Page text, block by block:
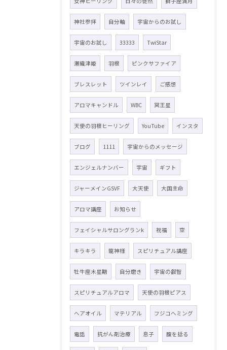
神社参拝 自分軸 宇宙からのお試し
宇宙のお試し 33333 TwiStar
瀬織津姫 羽根 ピンクサファイア
ブレスレット ツインレイ ご感想
アロマキャンドル WBC 冥王星
天使の羽根ヒーリング YouTube インスタ
ブログ 1111 宇宙からのメッセージ
エンジェルナンバー 宇宙 ギフト
ジャーメインGSVF 大天使 大国主命
アロマ講座 お知らせ
フェイシャルサロングランk 祝福 空
キラキラ 龍神様 スピリチュアル講座
牡牛座木星期 自分磨き 宇宙の叡智
スピリチュアルアロマ 天使の羽根ピアス
ヘアオイル マテリアル フジコヘミング
電話 抗がん剤治療 息子 腹を括る